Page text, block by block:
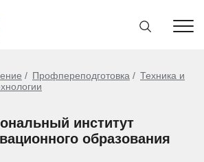
Профпереподготовка
Техника и
институт
образования